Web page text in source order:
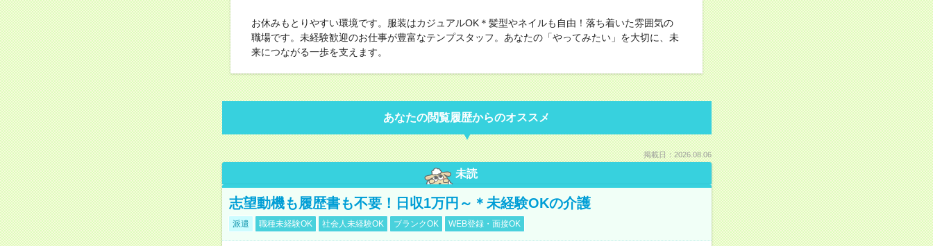
お休みもとりやすい環境です。服装はカジュアルOK＊髪型やネイルも自由！落ち着いた雰囲気の
職場です。未経験歓迎のお仕事が豊富なテンプスタッフ。あなたの「やってみたい」を大切に、未
来につながる一歩を支えます。
あなたの閲覧履歴からのオススメ
掲載日：2026.08.06
未読
志望動機も履歴書も不要！日収1万円～＊未経験OKの介護
派遣 職種未経験OK 社会人未経験OK ブランクOK WEB登録・面接OK